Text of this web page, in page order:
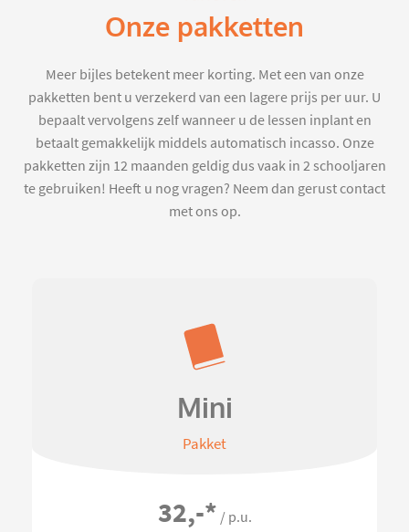
Onze pakketten
Meer bijles betekent meer korting. Met een van onze
pakketten bent u verzekerd van een lagere prijs per uur. U
bepaalt vervolgens zelf wanneer u de lessen inplant en
betaalt gemakkelijk middels automatisch incasso. Onze
pakketten zijn 12 maanden geldig dus vaak in 2 schooljaren
te gebruiken! Heeft u nog vragen? Neem dan gerust contact
met ons op.
Mini
Pakket
32,-* / p.u.